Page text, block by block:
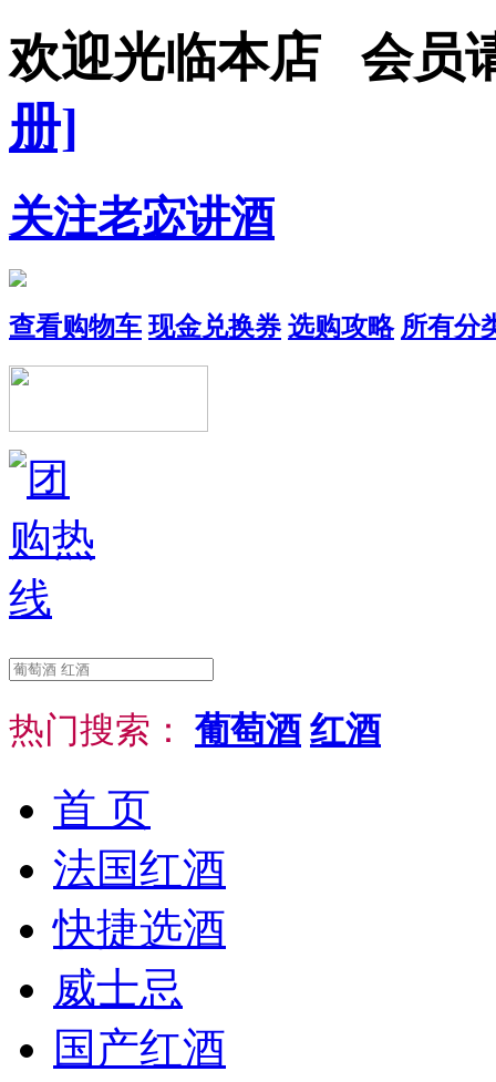
欢迎光临本店 会
册]
关注老宓讲酒
查看购物车 现金兑换券 选购攻略 所有分
热门搜索： 葡萄酒 红酒
首 页
法国红酒
快捷选酒
威士忌
国产红酒